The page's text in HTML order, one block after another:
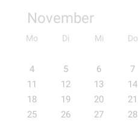
November
Mo Di Mi Do
4
5 6 7
11
12 13 14
18
19 20 21
25
26 27 28